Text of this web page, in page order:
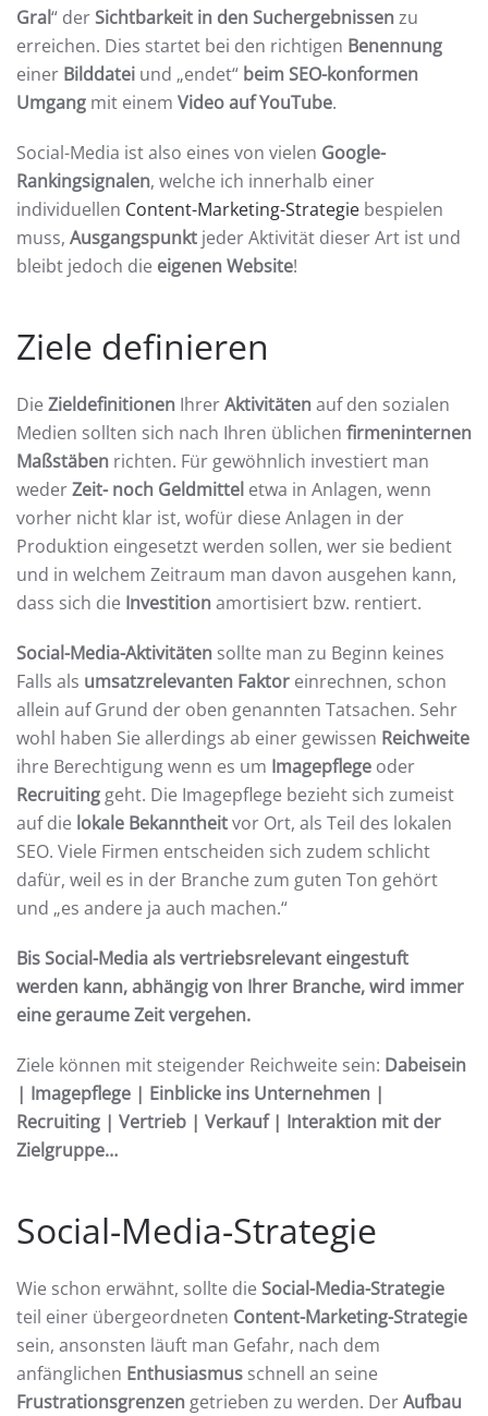
Gral“ derSichtbarkeit in den Suchergebnissenzu
erreichen. Dies startet bei den richtigen Benennung
einer Bilddatei und „endet“ beim SEO-konformen
Umgang mit einem Video auf YouTube.
Social-Media ist also eines von vielen Google-
Rankingsignalen, welche ich innerhalb einer
individuellen Content-Marketing-Strategie bespielen
muss, Ausgangspunkt jeder Aktivität dieser Art ist und
bleibt jedoch die eigenen Website!
Ziele definieren
Die Zieldefinitionen IhrerAktivitätenauf den sozialen
Medien sollten sich nach Ihren üblichen firmeninternen
Maßstäben richten. Für gewöhnlich investiert man
wederZeit- noch Geldmittel etwa in Anlagen, wenn
vorher nicht klar ist, wofür diese Anlagen in der
Produktion eingesetzt werden sollen, wer sie bedient
und in welchem Zeitraum man davon ausgehen kann,
dass sich die Investitionamortisiert bzw. rentiert.
Social-Media-Aktivitäten sollte man zu Beginn keines
Falls als umsatzrelevanten Faktor einrechnen, schon
allein auf Grund der oben genannten Tatsachen. Sehr
wohl haben Sie allerdings ab einer gewissen Reichweite
ihre Berechtigung wenn es um Imagepflege oder
Recruiting geht. Die Imagepflege bezieht sich zumeist
auf die lokale Bekanntheitvor Ort, als Teil des lokalen
SEO. Viele Firmen entscheiden sich zudem schlicht
dafür, weil es in der Branche zum guten Ton gehört
und „es andere ja auch machen.“
Bis Social-Media als vertriebsrelevant eingestuft
werden kann, abhängig von Ihrer Branche, wird immer
eine geraume Zeit vergehen.
Ziele können mit steigender Reichweite sein: Dabeisein
| Imagepflege | Einblicke ins Unternehmen |
Recruiting | Vertrieb | Verkauf | Interaktion mit der
Zielgruppe…
Social-Media-Strategie
Wie schon erwähnt, sollte die Social-Media-Strategie
teil einer übergeordneten Content-Marketing-Strategie
sein, ansonsten läuft man Gefahr, nach dem
anfänglichen Enthusiasmus schnell an seine
Frustrationsgrenzen getrieben zu werden. DerAufbau